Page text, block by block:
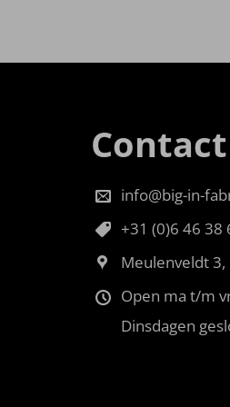
Contact
info@big-in-
+31 (0)6 46 38
Meulenveldt 3,
Open ma t/m
Dinsdagen